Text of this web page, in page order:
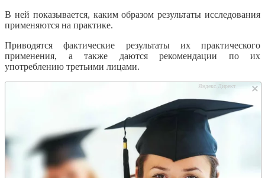
В ней показывается, каким образом результаты исследования
применяются на практике.
Приводятся фактические результаты их практического
применения, а также даются рекомендации по их
употреблению третьими лицами.
Яндекс.Директ